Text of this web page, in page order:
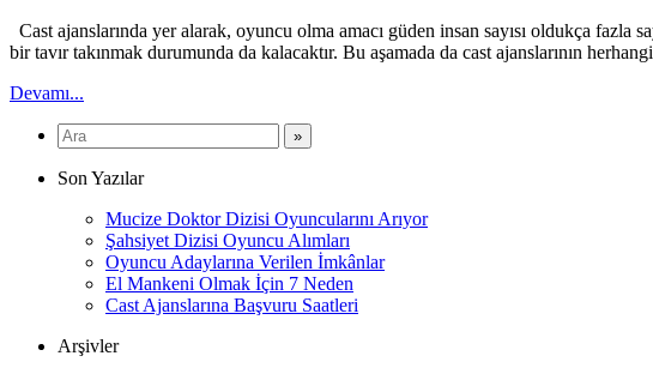
Cast ajanslarında yer alarak, oyuncu olma amacı güden insan sayısı oldukça
bir tavır takınmak durumunda da kalacaktır. Bu aşamada da cast ajanslarının
Devamı...
Son Yazılar
Mucize Doktor Dizisi Oyuncularını Arıyor
Şahsiyet Dizisi Oyuncu Alımları
Oyuncu Adaylarına Verilen İmkânlar
El Mankeni Olmak İçin 7 Neden
Cast Ajanslarına Başvuru Saatleri
Arşivler